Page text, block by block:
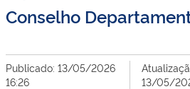
Conselho
Publicado: 13/05/2026
16:26
13/05/